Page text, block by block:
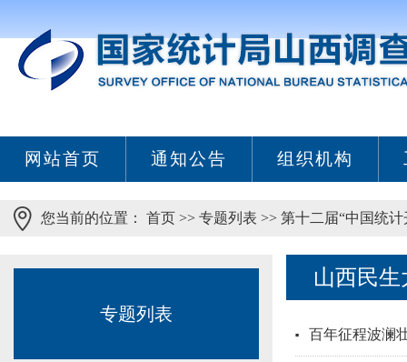
网站首页 通知公告 组织机构
您当前的位置： 首页 >> 专题列表 >> 第十二届“中国统计
专题列表
山西民生
百年征程波澜